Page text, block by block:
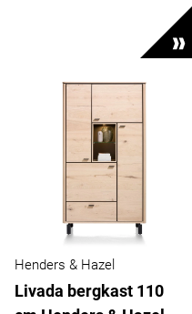
Henders & Hazel
Livada bergkast 110